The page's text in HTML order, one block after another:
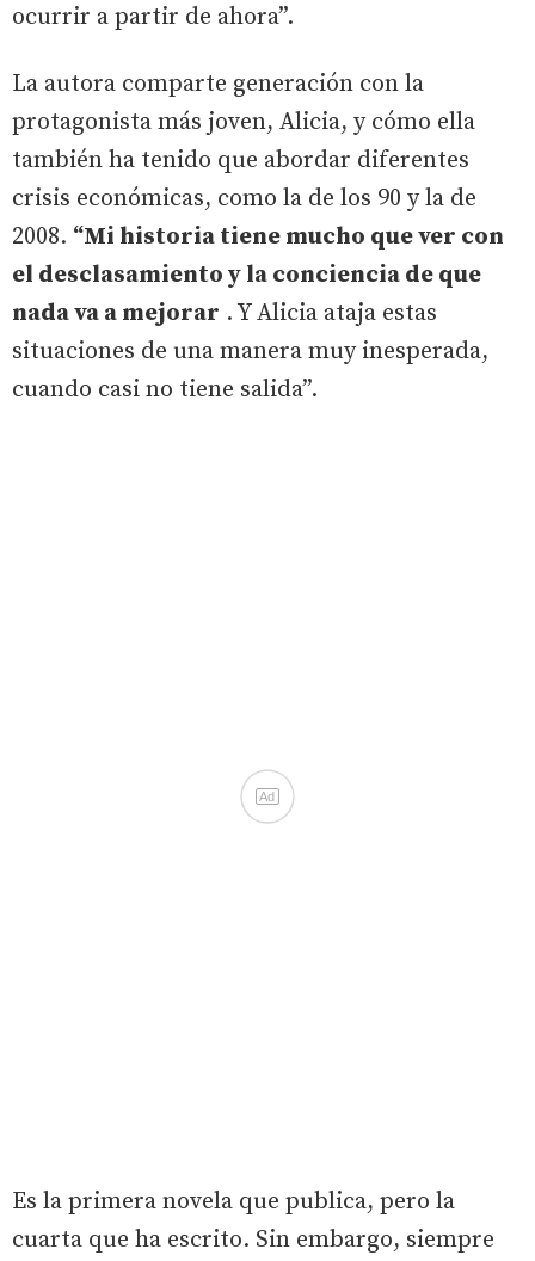
ocurrir a partir de ahora”.
La autora comparte generación con la
protagonista más joven, Alicia, y cómo ella
también ha tenido que abordar diferentes
crisis económicas, como la de los 90 y la de
2008. “Mi historia tiene mucho que ver con
el desclasamiento y la conciencia de que
nada va a mejorar . Y Alicia ataja estas
situaciones de una manera muy inesperada,
cuando casi no tiene salida”.
Ad
Es la primera novela que publica, pero la
cuarta que ha escrito. Sin embargo, siempre